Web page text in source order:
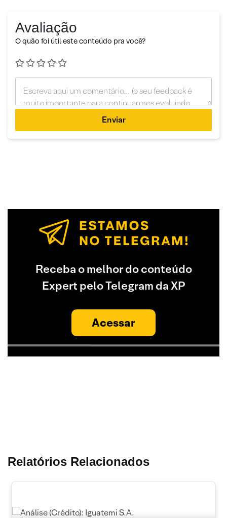
Avaliação
O quão foi útil este conteúdo pra você?
Enviar
Receba o melhor do conteúdo
Expert pelo Telegram da XP
Acessar
Relatórios Relacionados